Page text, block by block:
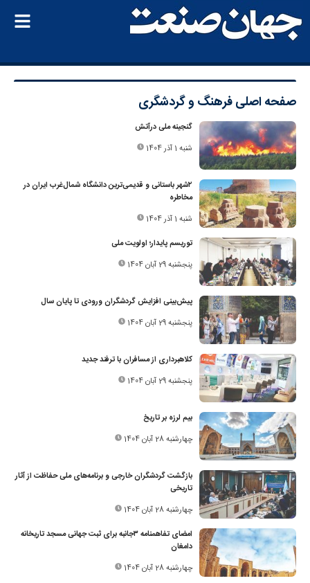
صفحه اصلیفرهنگ و گردشگری
گنجینه ملی درآتش
شنبه 1 آذر 1404
۲شهر باستانی و قدیمی‌ترین دانشگاه شمال‌غرب ایران در
مخاطره
شنبه 1 آذر 1404
توریسم پایدار؛ اولویت ملی
پنجشنبه 29 آبان 1404
پیش‌بینی‌ افزایش گردشگران ورودی تا پایان سال
پنجشنبه 29 آبان 1404
کلاهبرداری از مسافران با ترفند جدید
پنجشنبه 29 آبان 1404
بیم لرزه بر تاریخ
چهارشنبه 28 آبان 1404
بازگشت گردشگران خارجی و برنامه‌های ملی حفاظت از آثار
تاریخی
چهارشنبه 28 آبان 1404
امضای تفاهمنامه ۳جانبه برای ثبت جهانی مسجد تاریخانه
دامغان
چهارشنبه 28 آبان 1404